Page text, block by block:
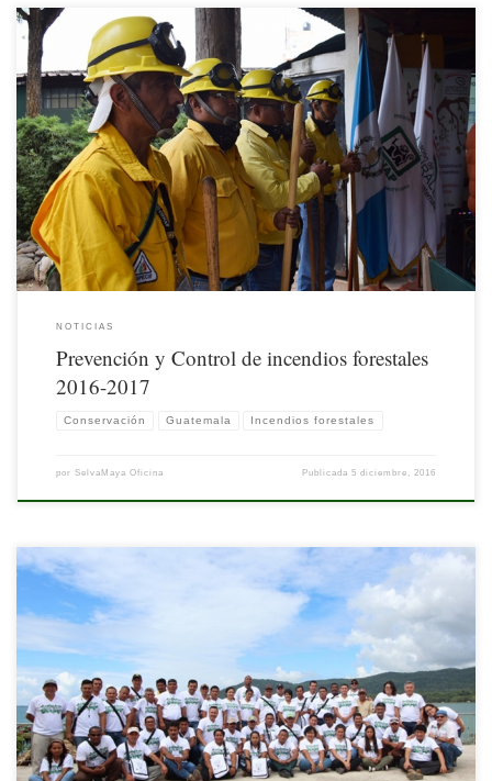
Publicado por el Consejo Nacional de Áreas Protegidas de Guatemala (CONAP)
[…]
NOTICIAS
Prevención y Control de incendios forestales
2016-2017
Conservación Guatemala Incendios forestales
por SelvaMaya Oficina Publicada5 diciembre, 2016
Durante los días comprendidos del 7 al 11 de noviembre de 2016, se llevó a cabo
el IV Intercambio Trinacional de Guardianes de la Selva Maya, en las instalaciones
del Hotel El Muelle, El Remate, Petén, Guatemala. El encuentro se celebra
anualmente desde 2013; la primera sede fue Santa Elena, […]